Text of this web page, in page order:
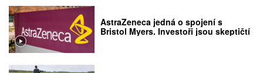
AstraZeneca jedná o spojení s
Bristol Myers. Investoři jsou skeptičtí